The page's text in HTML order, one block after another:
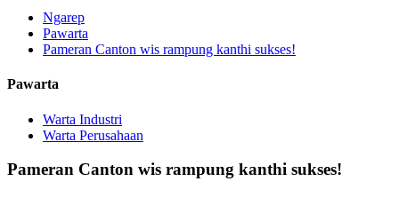
Ngarep
Pawarta
Pameran Canton wis rampung kanthi sukses!
Pawarta
Warta Industri
Warta Perusahaan
Pameran Canton wis rampung kanthi sukses!